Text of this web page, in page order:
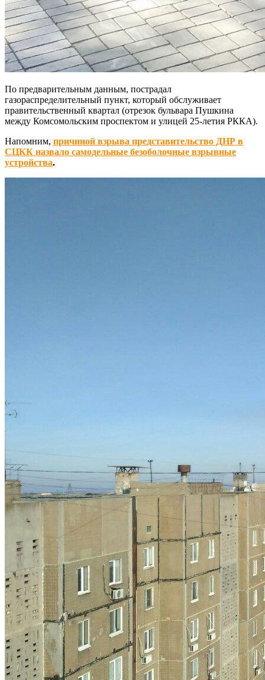
По предварительным данным, пострадал
газораспределительный пункт, который обслуживает
правительственный квартал (отрезок бульвара Пушкина
между Комсомольским проспектом и улицей 25-летия РККА).
Напомним, причиной взрыва представительство ДНР в
СЦКК назвало самодельные безоболочные взрывные
устройства.